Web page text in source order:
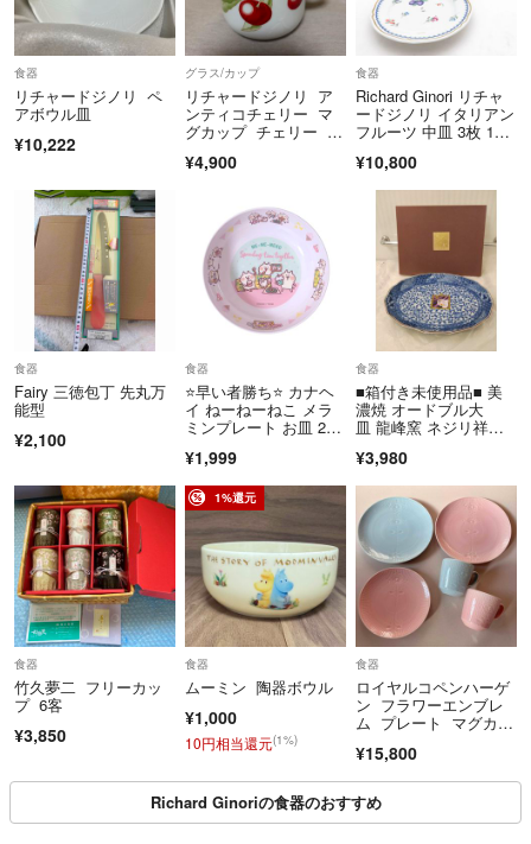
食器
リチャードジノリ ペ
アボウル皿
¥10,222
グラス/カップ
リチャードジノリ ア
ンティコチェリー マ
グカップ チェリー さ
¥4,900
食器
Richard Ginori リチャ
ードジノリ イタリアン
フルーツ 中皿 3枚 19c
ット 金彩 果物柄 SU14
774Q1
¥10,800
食器
Fairy 三徳包丁 先丸万
能型
¥2,100
食器
⭐️早い者勝ち⭐️ カナヘ
イ ねーねーねこ メラ
ミンプレート お皿 20c
¥1,999
食器
■箱付き未使用品■ 美
濃焼 オードブル大
皿 龍峰窯 ネジリ祥
¥3,980
食器
竹久夢二 フリーカッ
プ 6客
¥3,850
1%還元
食器
ムーミン 陶器ボウル
¥1,000
10円相当還元(1%)
食器
ロイヤルコペンハーゲ
ン フラワーエンブレ
ム プレート マグカッ
¥15,800
Richard Ginoriの食器のおすすめ